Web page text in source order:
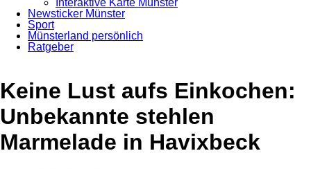
Interaktive Karte Münster
Newsticker Münster
Sport
Münsterland persönlich
Ratgeber
Anzeige
Keine Lust aufs Einkochen:
Unbekannte stehlen
Marmelade in Havixbeck